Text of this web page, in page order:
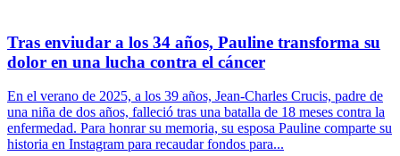
Tras enviudar a los 34 años, Pauline transforma su
dolor en una lucha contra el cáncer
En el verano de 2025, a los 39 años, Jean-Charles Crucis, padre de
una niña de dos años, falleció tras una batalla de 18 meses contra la
enfermedad. Para honrar su memoria, su esposa Pauline comparte su
historia en Instagram para recaudar fondos para...